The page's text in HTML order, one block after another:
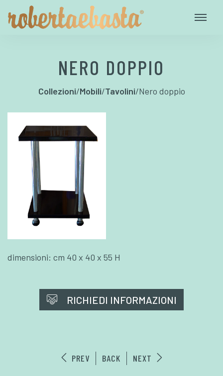
NERO DOPPIO
Collezioni/Mobili/Tavolini/Nero doppio
dimensioni: cm 40 x 40 x 55 H
RICHIEDI INFORMAZIONI
PREV BACK NEXT